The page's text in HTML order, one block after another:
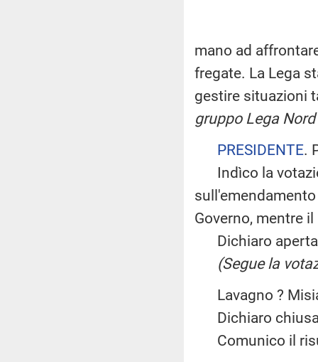
mano ad
fregate. La Lega
gestire situazioni
gruppo Lega
PRESIDENTE.
Indìco la
Governo, mentre
Dichiaro aperta
(Segue la
Lavagno ?
Dichiaro chiusa
Comunico il